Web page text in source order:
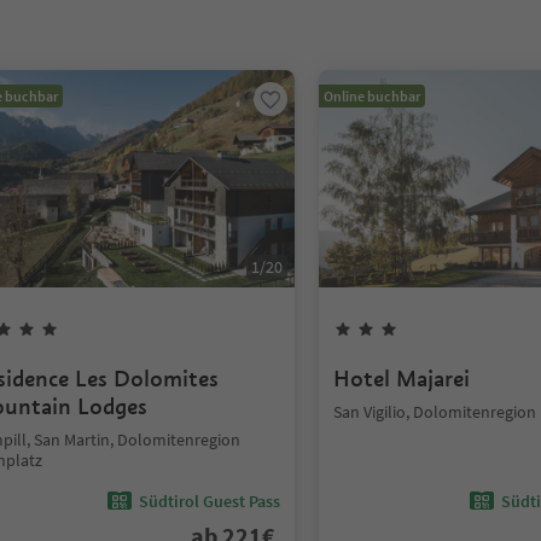
buchbar
1/20
Les Dolomites
Lodges
San Martin, Dolomitenregion
Südtirol Guest Pass
Online buchbar
Hotel Majarei
San Vigilio,